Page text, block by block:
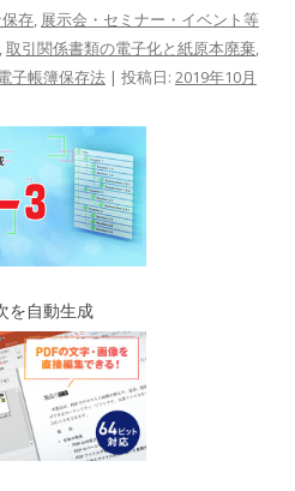
存, 展示会・セミナー・イベント等
,取引関係書類の電子化と紙原本廃棄,
子帳簿保存法 | 投稿日: 2019年10月
を自動生成